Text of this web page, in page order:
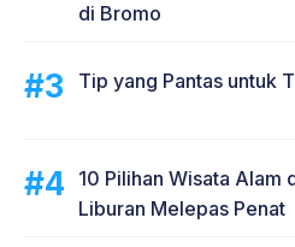
di Bromo
Tip yang Pantas untuk
10 Pilihan Wisata Alam
Liburan Melepas Penat